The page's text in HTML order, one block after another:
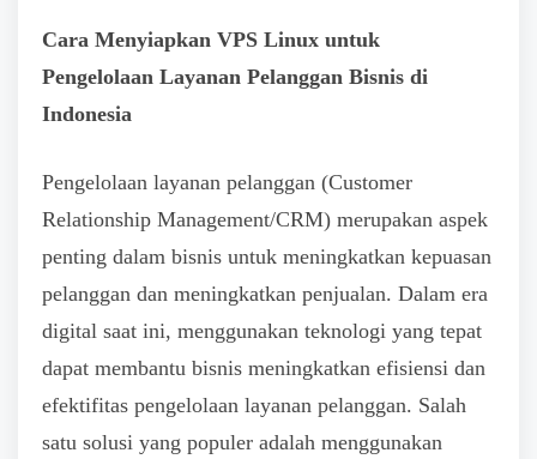
Cara Menyiapkan VPS Linux untuk
Pengelolaan Layanan Pelanggan Bisnis di
Indonesia
Pengelolaan layanan pelanggan (Customer
Relationship Management/CRM) merupakan aspek
penting dalam bisnis untuk meningkatkan kepuasan
pelanggan dan meningkatkan penjualan. Dalam era
digital saat ini, menggunakan teknologi yang tepat
dapat membantu bisnis meningkatkan efisiensi dan
efektifitas pengelolaan layanan pelanggan. Salah
satu solusi yang populer adalah menggunakan